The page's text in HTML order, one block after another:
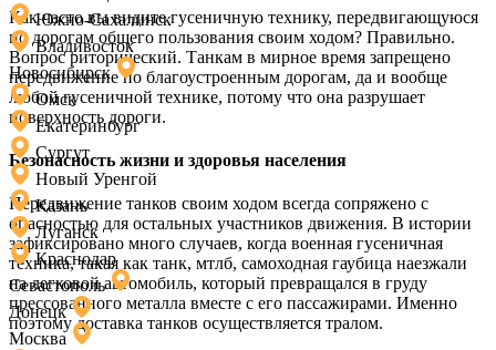
Как часто вы видите гусеничную технику, передвигающуюся
по дорогам общего пользования своим ходом? Правильно.
Вопрос риторический. Танкам в мирное время запрещено
передвижение по благоустроенным дорогам, да и вообще
любой гусеничной технике, потому что она разрушает
поверхность дороги.
Безопасность жизни и здоровья населения
Передвижение танков своим ходом всегда сопряжено с
опасностью для остальных участников движения. В истории
зафиксировано много случаев, когда военная гусеничная
техника, такая как танк, мтлб, самоходная гаубица наезжали
на легковой автомобиль, который превращался в груду
прессованного металла вместе с его пассажирами. Именно
поэтому доставка танков осуществляется тралом.
Южно-Сахалинск
Владивосток
Новосибирск
Омск
Екатеринбург
Сургут
Новый Уренгой
Казань
Луганск
Краснодар
Севастополь
Донецк
Москва